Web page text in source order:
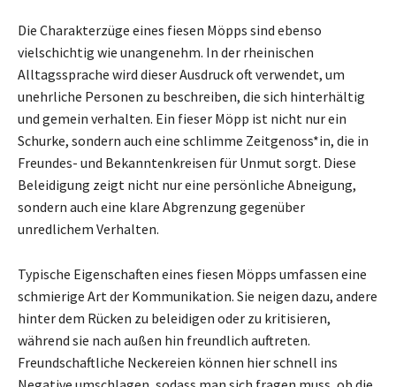
Die Charakterzüge eines fiesen Möpps sind ebenso
vielschichtig wie unangenehm. In der rheinischen
Alltagssprache wird dieser Ausdruck oft verwendet, um
unehrliche Personen zu beschreiben, die sich hinterhältig
und gemein verhalten. Ein fieser Möpp ist nicht nur ein
Schurke, sondern auch eine schlimme Zeitgenoss*in, die in
Freundes- und Bekanntenkreisen für Unmut sorgt. Diese
Beleidigung zeigt nicht nur eine persönliche Abneigung,
sondern auch eine klare Abgrenzung gegenüber
unredlichem Verhalten.
Typische Eigenschaften eines fiesen Möpps umfassen eine
schmierige Art der Kommunikation. Sie neigen dazu, andere
hinter dem Rücken zu beleidigen oder zu kritisieren,
während sie nach außen hin freundlich auftreten.
Freundschaftliche Neckereien können hier schnell ins